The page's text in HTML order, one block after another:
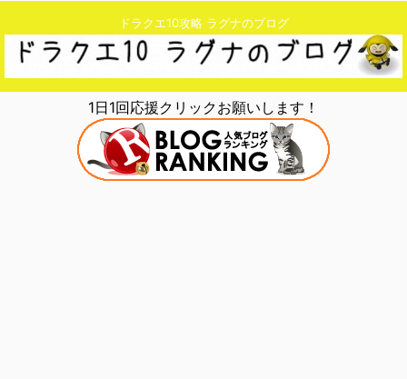
ドラクエ10攻略 ラグナのブログ
1日1回応援クリックお願いします！